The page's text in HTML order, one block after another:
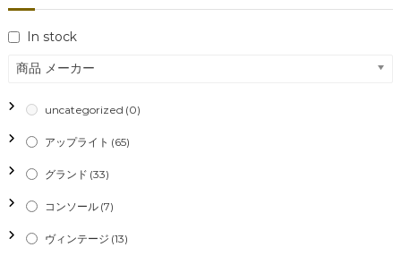
ナ
ビ
ゲ
ー
シ
ョ
In stock
商品 メーカー
uncategorized (0)
アップライト (65)
グランド (33)
コンソール (7)
ヴィンテージ (13)